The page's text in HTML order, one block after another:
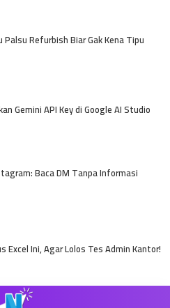
Palsu Refurbish Biar Gak Kena Tipu
Gemini API Key di Google AI Studio
Baca DM Tanpa Informasi
Excel Ini, Agar Lolos Tes Admin Kantor!